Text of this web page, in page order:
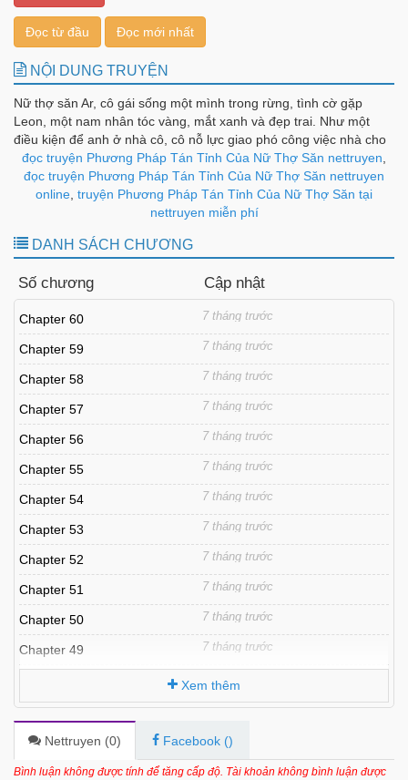
Đọc từ đầu Đọc mới nhất
NỘI DUNG TRUYỆN
Nữ thợ săn Ar, cô gái sống một mình trong rừng, tình cờ gặp
Leon, một nam nhân tóc vàng, mắt xanh và đẹp trai. Như một
điều kiện để anh ở nhà cô, cô nỗ lực giao phó công việc nhà cho
anh. Nhưng vì một vài lý do... có vẻ như tên nam nhân này chưa
từng làm bất kỳ công việc nhà nào trong cuộc đời của mình?! Một
nữ chính mạnh mẽ có thể dễ dàng lột da con mồi và một nam
chính lớn lên trong nhà kính mà không gặp chút trở ngại nào.
về văn hóa!
đọc truyện Phương Pháp Tán Tỉnh Của Nữ Thợ Săn nettruyen
đọc truyện Phương Pháp Tán Tỉnh Của Nữ Thợ Săn nettruyen
online truyện Phương Pháp Tán Tỉnh Của Nữ Thợ Săn tại
nettruyen miễn phí
DANH SÁCH CHƯƠNG
Số chương Cập nhật
Chapter 60 7 tháng trước
Chapter 59 7 tháng trước
Chapter 58 7 tháng trước
Chapter 57 7 tháng trước
Chapter 56 7 tháng trước
Chapter 55 7 tháng trước
Chapter 54 7 tháng trước
Chapter 53 7 tháng trước
Chapter 52 7 tháng trước
Chapter 51 7 tháng trước
Chapter 50 7 tháng trước
Chapter 49 7 tháng trước
Chapter 47 7 tháng trước
Chapter 46 7 tháng trước
Chapter 45 7 tháng trước
Xem thêm
Nettruyen (0) Facebook ()
Bình luận không được tính để tăng cấp độ. Tài khoản không bình luận được